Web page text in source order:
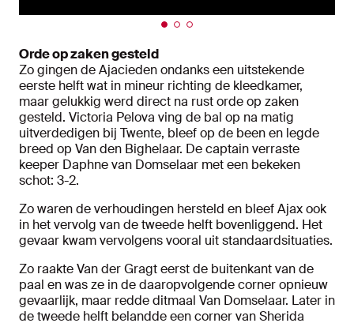
Orde op zaken gesteld
Zo gingen de Ajacieden ondanks een uitstekende
eerste helft wat in mineur richting de kleedkamer,
maar gelukkig werd direct na rust orde op zaken
gesteld. Victoria Pelova ving de bal op na matig
uitverdedigen bij Twente, bleef op de been en legde
breed op Van den Bighelaar. De captain verraste
keeper Daphne van Domselaar met een bekeken
schot: 3-2.
Zo waren de verhoudingen hersteld en bleef Ajax ook
in het vervolg van de tweede helft bovenliggend. Het
gevaar kwam vervolgens vooral uit standaardsituaties.
Zo raakte Van der Gragt eerst de buitenkant van de
paal en was ze in de daaropvolgende corner opnieuw
gevaarlijk, maar redde ditmaal Van Domselaar. Later in
de tweede helft belandde een corner van Sherida